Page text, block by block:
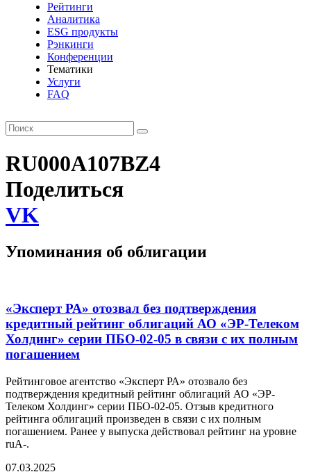
Рейтинги
Аналитика
ESG продукты
Рэнкинги
Конференции
Тематики
Услуги
FAQ
RU000A107BZ4
Поделиться
VK
Упоминания об облигации
«Эксперт РА» отозвал без подтверждения
кредитный рейтинг облигаций АО «ЭР-Телеком
Холдинг» серии ПБО-02-05 в связи с их полным
погашением
Рейтинговое агентство «Эксперт РА» отозвало без
подтверждения кредитный рейтинг облигаций АО «ЭР-
Телеком Холдинг» серии ПБО-02-05. Отзыв кредитного
рейтинга облигаций произведен в связи с их полным
погашением. Ранее у выпуска действовал рейтинг на уровне
ruA-.
07.03.2025